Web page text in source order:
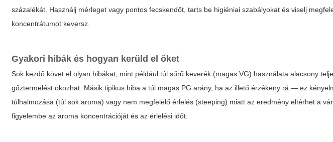
százalékát. Használj mérleget vagy pontos fecskendőt, tarts be higiéniai szabályokat és viselj
koncentrátumot keversz.
Gyakori hibák és hogyan kerüld el őket
Sok kezdő követ el olyan hibákat, mint például túl sűrű keverék (magas VG) használata alacsony
gőztermelést okozhat. Másik tipikus hiba a túl magas PG arány, ha az illető érzékeny rá — ez
túlhalmozása (túl sok aroma) vagy nem megfelelő érlelés (steeping) miatt az eredmény eltérhet a
figyelembe az aroma koncentrációját és az érlelési időt.